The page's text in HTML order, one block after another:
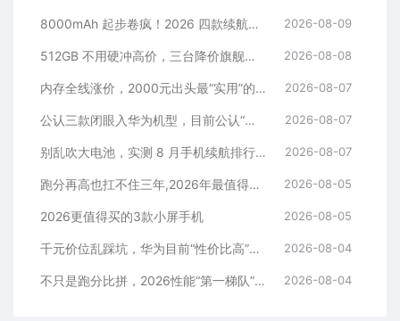
8000mAh 起步卷疯！2026 四款续航神机 2026-08-09
512GB 不用硬冲高价，三台降价旗舰藏着捡漏逻辑 2026-08-08
内存全线涨价，2000元出头最“实用”的三款512GB手机 2026-08-07
公认三款闭眼入华为机型，目前公认“最香”，可以流畅用四年 2026-08-07
别乱吹大电池，实测 8 月手机续航排行榜！ 2026-08-07
跑分再高也扛不住三年,2026年最值得长期用的5款手机 2026-08-05
2026更值得买的3款小屏手机 2026-08-05
千元价位乱踩坑，华为目前“性价比高”的3款手机 2026-08-04
不只是跑分比拼，2026性能“第一梯队”的旗舰手机 2026-08-04